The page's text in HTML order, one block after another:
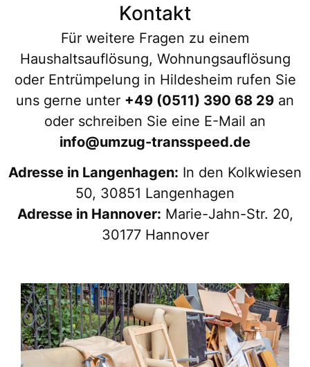
Kontakt
Für weitere Fragen zu einem
Haushaltsauflösung, Wohnungsauflösung
oder Entrümpelung in Hildesheim rufen Sie
uns gerne unter +49 (0511) 390 68 29 an
oder schreiben Sie eine E-Mail an
info@umzug-transspeed.de
Adresse in Langenhagen: In den Kolkwiesen
50, 30851 Langenhagen
Adresse in Hannover: Marie-Jahn-Str. 20,
30177 Hannover